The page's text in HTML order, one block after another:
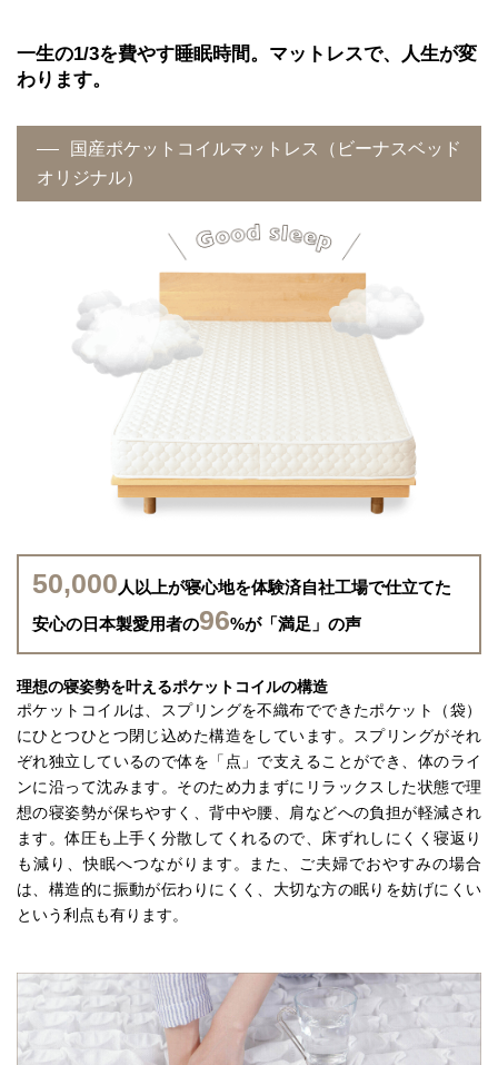
一生の1/3を費やす睡眠時間。マットレスで、人生が変
わります。
国産ポケットコイルマットレス（ビーナスベッド
オリジナル）
50,000 人以上が寝心地を体験済自社工場で仕立てた
安心の日本製愛用者の96%が「満足」の声
理想の寝姿勢を叶えるポケットコイルの構造
ポケットコイルは、スプリングを不織布でできたポケット（袋）
にひとつひとつ閉じ込めた構造をしています。スプリングがそれ
ぞれ独立しているので体を「点」で支えることができ、体のライ
ンに沿って沈みます。そのため力まずにリラックスした状態で理
想の寝姿勢が保ちやすく、背中や腰、肩などへの負担が軽減され
ます。体圧も上手く分散してくれるので、床ずれしにくく寝返り
も減り、快眠へつながります。また、ご夫婦でおやすみの場合
は、構造的に振動が伝わりにくく、大切な方の眠りを妨げにくい
という利点も有ります。